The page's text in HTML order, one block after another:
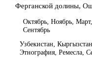
Ферганской долины,
Октябрь, Ноябрь,
Сентябрь
Узбекистан,
Этнография, Ремесла,